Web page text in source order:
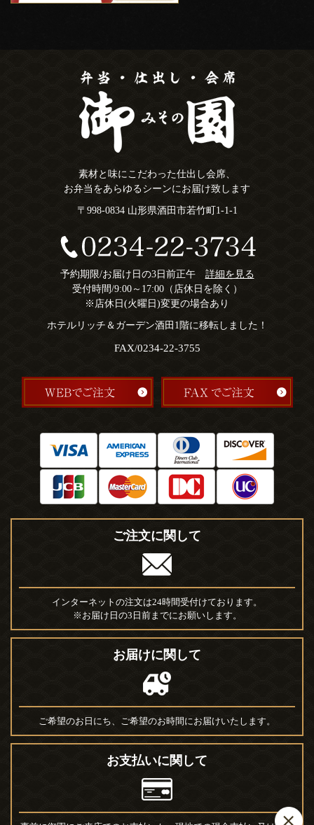
素材と味にこだわった仕出し会席、
お弁当をあらゆるシーンにお届け致します
〒998-0834 山形県酒田市若竹町1-1-1
予約期限/お届け日の3日前正午 詳細を見る
受付時間/9:00～17:00（店休日を除く）
※店休日(火曜日)変更の場合あり
ホテルリッチ＆ガーデン酒田1階に移転しました！
FAX/0234-22-3755
ご注文に関して
インターネットの注文は24時間受付けております。
※お届け日の3日前までにお願いします。
お届けに関して
ご希望のお日にち、ご希望のお時間にお届けいたします。
お支払いに関して